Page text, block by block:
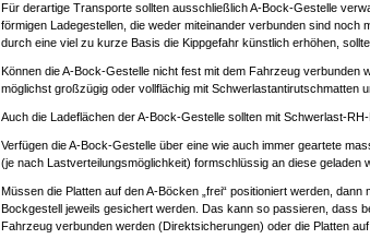
Für derartige Transporte sollten ausschließlich A-Bock-Gestelle
förmigen Ladegestellen, die weder miteinander verbunden sind noch
durch eine viel zu kurze Basis die Kippgefahr künstlich erhöhen,
Können die A-Bock-Gestelle nicht fest mit dem Fahrzeug verbunden
möglichst großzügig oder vollflächig mit Schwerlastantirutschmatten
Auch die Ladeflächen der A-Bock-Gestelle sollten mit Schwerlast-
Verfügen die A-Bock-Gestelle über eine wie auch immer geartete
(je nach Lastverteilungsmöglichkeit) formschlüssig an diese geladen
Müssen die Platten auf den A-Böcken „frei“ positioniert werden, dann
Bockgestell jeweils gesichert werden. Das kann so passieren, dass
Fahrzeug verbunden werden (Direktsicherungen) oder die Platten